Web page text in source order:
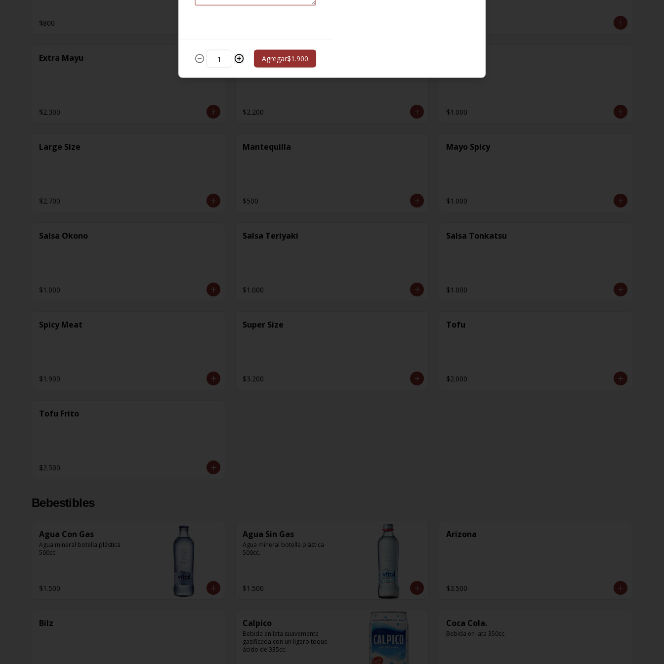
$800
Extra Mayu
$2.300
Extra Sopa
$2.200 $1.000
Large Size
$2.700
Mantequilla
$500
Mayo Spicy
$1.000
Salsa Okono
$1.000
Salsa Teriyaki
$1.000
Salsa Tonkatsu
$1.000
Spicy Meat
$1.900
Super Size
$3.200
Tofu
$2.000
Tofu Frito
$2.500
Bebestibles
Agua Con Gas
Agua mineral botella plástica
500cc.
$1.500
Agua Sin Gas
Agua mineral botella plástica
500cc.
$1.500
Arizona
$3.500
Bilz Calpico
Bebida en lata suavemente
gasificada con un ligero toque
ácido de 335cc.
Coca Cola.
Bebida en lata 350cc.
Agregar$1.900